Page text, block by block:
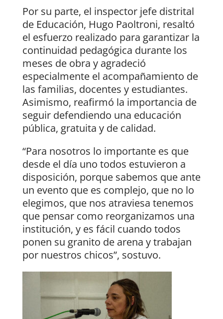
Por su parte, el inspector jefe distrital
de Educación, Hugo Paoltroni, resaltó
el esfuerzo realizado para garantizar la
continuidad pedagógica durante los
meses de obra y agradeció
especialmente el acompañamiento de
las familias, docentes y estudiantes.
Asimismo, reafirmó la importancia de
seguir defendiendo una educación
pública, gratuita y de calidad.
“Para nosotros lo importante es que
desde el día uno todos estuvieron a
disposición, porque sabemos que ante
un evento que es complejo, que no lo
elegimos, que nos atraviesa tenemos
que pensar como reorganizamos una
institución, y es fácil cuando todos
ponen su granito de arena y trabajan
por nuestros chicos”, sostuvo.